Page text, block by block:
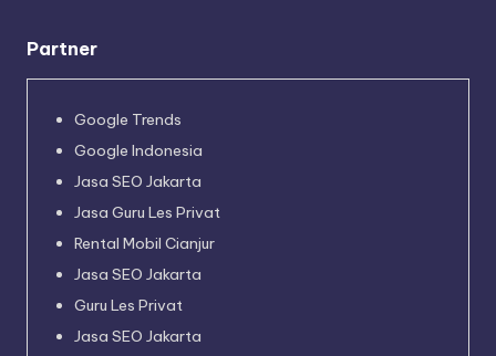
Partner
Google Trends
Google Indonesia
Jasa SEO Jakarta
Jasa Guru Les Privat
Rental Mobil Cianjur
Jasa SEO Jakarta
Guru Les Privat
Jasa SEO Jakarta